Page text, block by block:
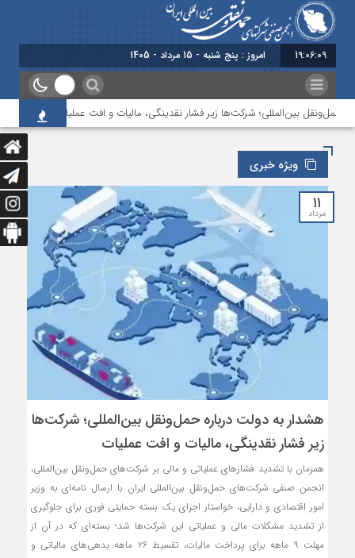
19:06:10 امروز : پنج شنبه - 15 مرداد - 1405
بین‌المللی؛ شرکت‌ها زیر فشار نقدینگی، مالیات و افت عملیات بررسی
ویژه خبری
۱۱
مرداد
هشدار به دولت درباره حمل‌ونقل بین‌المللی؛ شرکت‌ها
زیر فشار نقدینگی، مالیات و افت عملیات
همزمان با تشدید فشارهای عملیاتی و مالی بر شرکت‌های حمل‌ونقل بین‌المللی،
انجمن صنفی شرکت‌های حمل‌ونقل بین‌المللی ایران با ارسال نامه‌ای به وزیر
امور اقتصادی و دارایی، خواستار اجرای یک بسته حمایتی فوری برای جلوگیری
از تشدید مشکلات مالی و عملیاتی این شرکت‌ها شد؛ بسته‌ای که در آن از
مهلت ۹ ماهه برای پرداخت مالیات، تقسیط ۲۶ ماهه بدهی‌های مالیاتی و